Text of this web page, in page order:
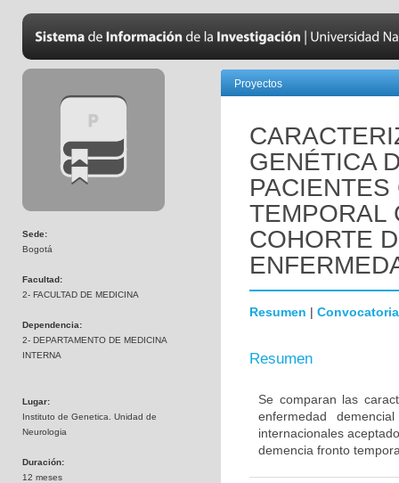
Sede:
Bogotá
Facultad:
2- FACULTAD DE MEDICINA
Dependencia:
2- DEPARTAMENTO DE MEDICINA
INTERNA
Lugar:
Instituto de Genetica. Unidad de
Neurologia
Duración:
12 meses
Proyectos
GENÉTICA
TEMPORAL
COHORTE
Resumen | Convocatoria
Resumen
Se comparan las
enfermedad
internacionales
demencia fronto